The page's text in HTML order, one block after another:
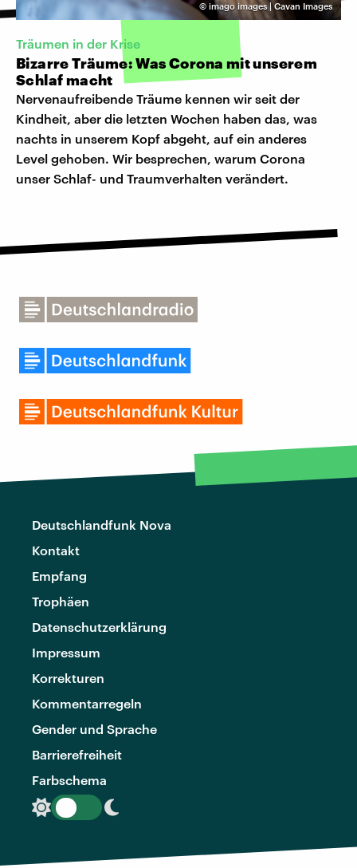
© imago images | Cavan Images
Träumen in der Krise
Bizarre Träume: Was Corona mit unserem
Schlaf macht
Nervenaufreibende Träume kennen wir seit der
Kindheit, aber die letzten Wochen haben das, was
nachts in unserem Kopf abgeht, auf ein anderes
Level gehoben. Wir besprechen, warum Corona
unser Schlaf- und Traumverhalten verändert.
Deutschlandfunk Nova
Kontakt
Empfang
Trophäen
Datenschutzerklärung
Impressum
Korrekturen
Kommentarregeln
Gender und Sprache
Barrierefreiheit
Farbschema